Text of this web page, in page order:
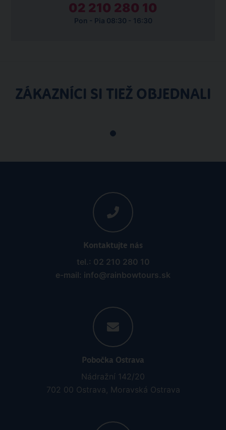
02 210 280 10
Pon - Pia 08:30 - 16:30
ZÁKAZNÍCI SI TIEŽ OBJEDNALI
Kontaktujte nás
tel.: 02 210 280 10
e-mail: info@rainbowtours.sk
Pobočka Ostrava
Nádražní 142/20
702 00 Ostrava, Moravská Ostrava